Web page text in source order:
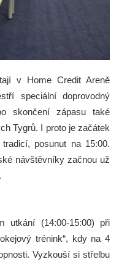
v Home Credit Areně
speciální doprovodný
skončení zápasu také
Tygrů. I proto je začátek
posunut na 15:00.
návštěvníky začnou už
utkání (14:00-15:00) při
trénink“, kdy na 4
Vyzkouší si střelbu